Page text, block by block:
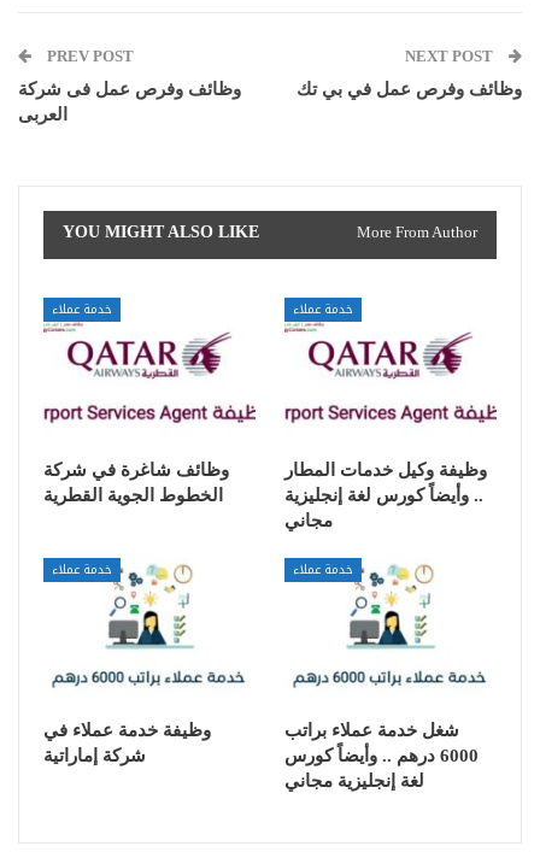
PREV POST
وظائف وفرص عمل فى شركة
العربى
NEXT POST
وظائف وفرص عمل في بي تك
YOU MIGHT ALSO LIKE More From Author
خدمة عملاء
وظائف شاغرة في شركة
الخطوط الجوية القطرية
خدمة عملاء
وظيفة وكيل خدمات المطار
.. وأيضاً كورس لغة إنجليزية
مجاني
خدمة عملاء
وظيفة خدمة عملاء في
شركة إماراتية
خدمة عملاء
شغل خدمة عملاء براتب
6000 درهم .. وأيضاً كورس
لغة إنجليزية مجاني